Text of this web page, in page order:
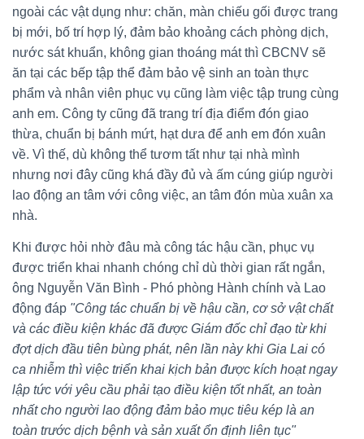
ngoài các vật dụng như: chăn, màn chiếu gối được trang
bị mới, bố trí hợp lý, đảm bảo khoảng cách phòng dịch,
nước sát khuẩn, không gian thoáng mát thì CBCNV sẽ
ăn tại các bếp tập thể đảm bảo vệ sinh an toàn thực
phẩm và nhân viên phục vụ cũng làm việc tập trung cùng
anh em. Công ty cũng đã trang trí địa điểm đón giao
thừa, chuẩn bị bánh mứt, hạt dưa để anh em đón xuân
về. Vì thế, dù không thể tươm tất như tại nhà mình
nhưng nơi đây cũng khá đầy đủ và ấm cúng giúp người
lao động an tâm với công việc, an tâm đón mùa xuân xa
nhà.
Khi được hỏi nhờ đâu mà công tác hậu cần, phục vụ
được triển khai nhanh chóng chỉ dù thời gian rất ngắn,
ông Nguyễn Văn Bình - Phó phòng Hành chính và Lao
động đáp "Công tác chuẩn bị về hậu cần, cơ sở vật chất
và các điều kiện khác đã được Giám đốc chỉ đạo từ khi
đợt dịch đầu tiên bùng phát, nên lần này khi Gia Lai có
ca nhiễm thì việc triển khai kịch bản được kích hoạt ngay
lập tức với yêu cầu phải tạo điều kiện tốt nhất, an toàn
nhất cho người lao động đảm bảo mục tiêu kép là an
toàn trước dịch bệnh và sản xuất ổn định liên tục"